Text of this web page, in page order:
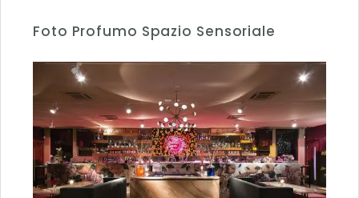
Foto Profumo Spazio Sensoriale